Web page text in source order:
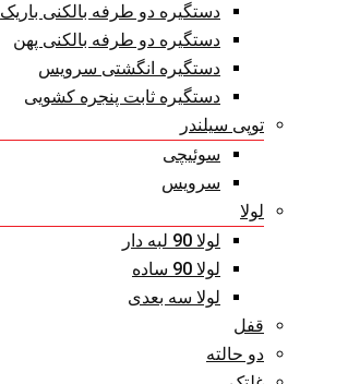
دستگیره دو طرفه بالکنی باریک
دستگیره دو طرفه بالکنی پهن
دستگیره انگشتی سرویس
دستگیره ثابت پنجره کشویی
توپی سیلندر
سوئیچی
سرویس
لولا
لولا 90 لبه دار
لولا 90 ساده
لولا سه بعدی
قفل
دو حالته